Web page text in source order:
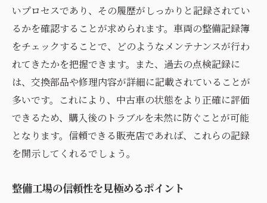
いプロセスであり、その履歴がしっかりと記録されてい
るかを確認することが求められます。車両の整備記録簿
をチェックすることで、どのようなメンテナンスが行わ
れてきたかを把握できます。また、過去の点検記録に
は、交換部品や修理内容が詳細に記載されていることが
多いです。これにより、中古車の状態をより正確に評価
できるため、購入後のトラブルを未然に防ぐことが可能
となります。信頼できる販売店であれば、これらの記録
を開示してくれるでしょう。
整備工場の信頼性を見極めるポイント